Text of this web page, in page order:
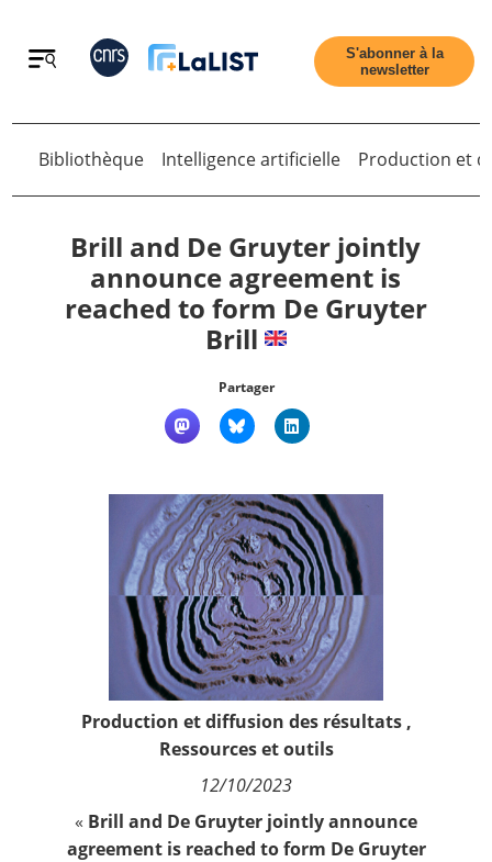
Retour
Accueil
Qui sommes nous ?
Nous suivre
S'abonner à la
newsletter
Retour
Bibliothèque Intelligence artificielle Production et
Brill and De Gruyter jointly
announce agreement is
reached to form De Gruyter
Brill
Partager
Production et diffusion des résultats,
Ressources et outils
12/10/2023
« Brill and De Gruyter jointly announce
agreement is reached to form De Gruyter